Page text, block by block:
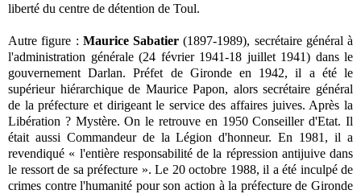
liberté du centre de détention de Toul.
Autre figure : Maurice Sabatier (1897-1989), secrétaire général à
l'administration générale (24 février 1941-18 juillet 1941) dans le
gouvernement Darlan. Préfet de Gironde en 1942, il a été le
supérieur hiérarchique de Maurice Papon, alors secrétaire général
de la préfecture et dirigeant le service des affaires juives. Après la
Libération ? Mystère. On le retrouve en 1950 Conseiller d'Etat. Il
était aussi Commandeur de la Légion d'honneur. En 1981, il a
revendiqué « l'entière responsabilité de la répression antijuive dans
le ressort de sa préfecture ». Le 20 octobre 1988, il a été inculpé de
crimes contre l'humanité pour son action à la préfecture de Gironde